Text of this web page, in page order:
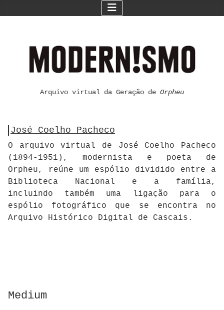
Arquivo virtual da Geração de Orpheu
José Coelho Pacheco
O arquivo virtual de José Coelho Pacheco
(1894-1951), modernista e poeta de
Orpheu, reúne um espólio dividido entre a
Biblioteca Nacional e a família,
incluindo também uma ligação para o
espólio fotográfico que se encontra no
Arquivo Histórico Digital de Cascais.
Medium